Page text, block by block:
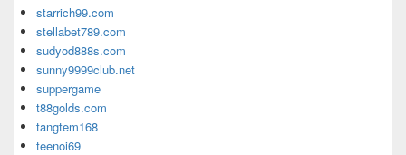
starrich99.com
stellabet789.com
sudyod888s.com
sunny9999club.net
suppergame
t88golds.com
tangtem168
teenoi69